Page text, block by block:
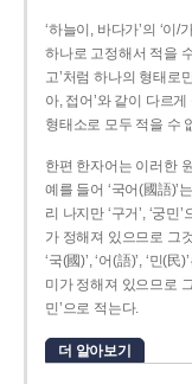
‘하늘이, 바다가’의 ‘이
하나로 고정해서 적을 수
고’처럼 하나의 형태로
아, 접어’와 같이 다르
형태소로 모두 적을 수
한편 한자어는 이러한
예를 들어 ‘국어(國語)’
리 나지만 ‘구거’, ‘궁
가 정해져 있으므로 그
‘국(國)’, ‘어(語)’, ‘민(民
미가 정해져 있으므로
민’으로 적는다.
더 알아보기